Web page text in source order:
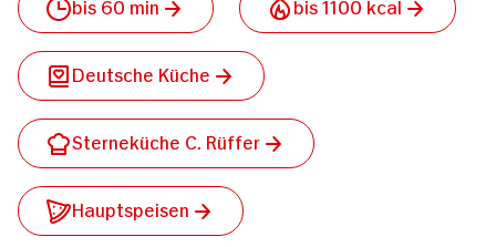
bis 60 min bis 1100 kcal
Deutsche Küche
Sterneküche C. Rüffer
Hauptspeisen